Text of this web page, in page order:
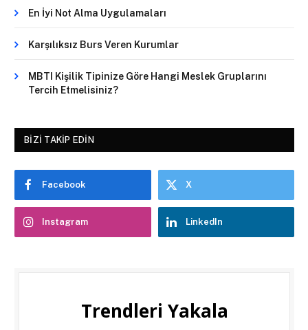
En İyi Not Alma Uygulamaları
Karşılıksız Burs Veren Kurumlar
MBTI Kişilik Tipinize Göre Hangi Meslek Gruplarını
Tercih Etmelisiniz?
BIZI TAKIP EDIN
Facebook X
Instagram LinkedIn
Trendleri Yakala